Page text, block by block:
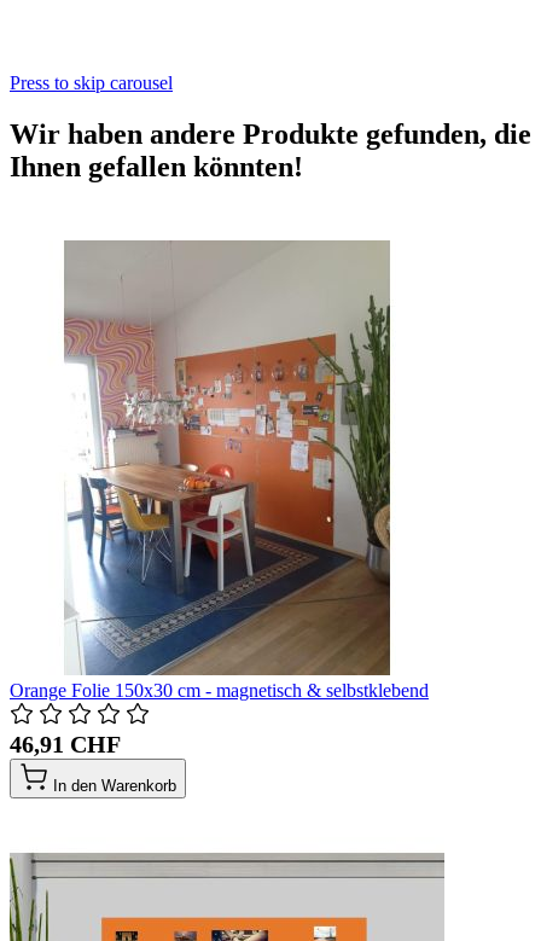
Press to skip carousel
Wir haben andere Produkte gefunden, die
Ihnen gefallen könnten!
Orange Folie 150x30 cm - magnetisch & selbstklebend
46,91 CHF
In den Warenkorb